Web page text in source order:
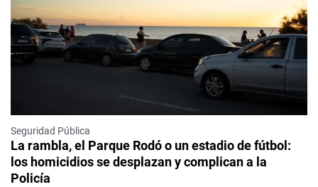
Seguridad Pública
La rambla, el Parque Rodó o un estadio de fútbol:
los homicidios se desplazan y complican a la
Policía